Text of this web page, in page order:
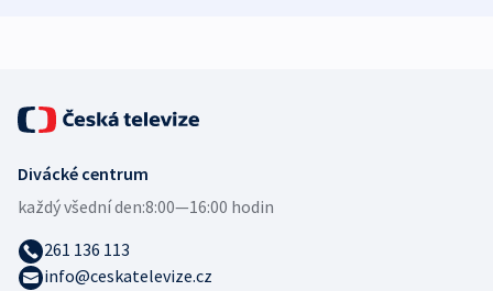
Divácké centrum
každý všední den:8:00—16:00 hodin
261 136 113
info@ceskatelevize.cz